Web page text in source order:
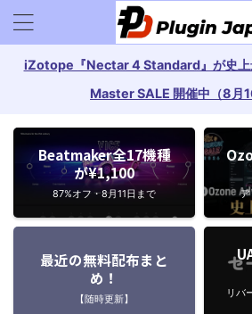
iZotope『Nectar 4 Standard』が史
Master SALE 開催中（8月
Beatmaker全17機種
が¥1,100
87%オフ・8月11日まで ア
最近の無料配布まと
め！
【随時更新】
リバ